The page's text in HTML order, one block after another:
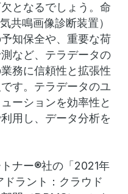
となるでしょう。命
共鳴画像診断装置）
知保全や、重要な荷
など、テラデータの
務に信頼性と拡張性
す。テラデータのユ
ーションを効率性と
用し、データ分析を
ナー®社の「2021年
ラント：クラウド